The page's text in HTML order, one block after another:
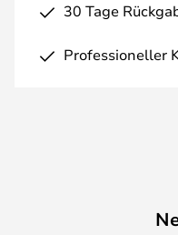
30 Tage
Professioneller